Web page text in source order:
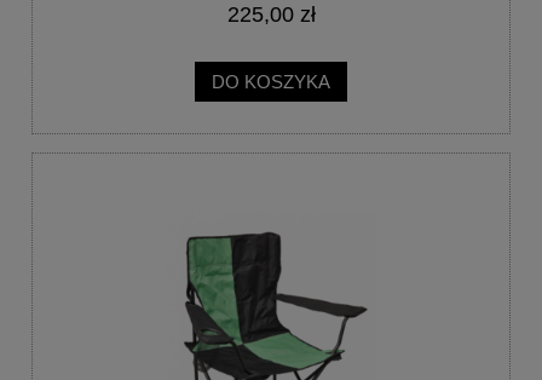
225,00 zł
DO KOSZYKA